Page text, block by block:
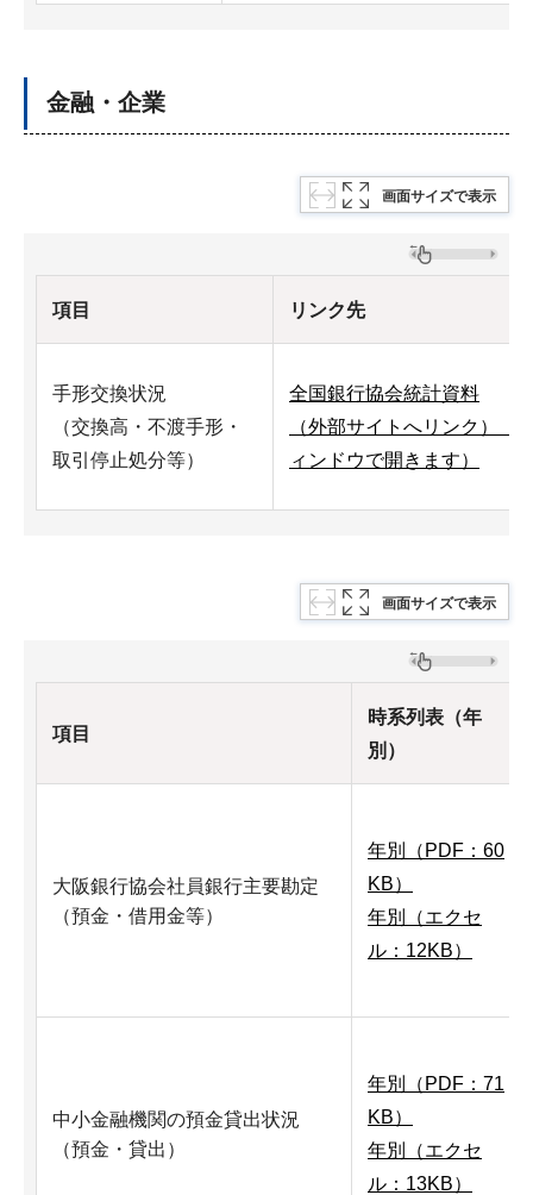
金融・企業
画面サイズで表示
項目 リンク先
手形交換状況
（交換高・不渡手形・
取引停止処分等）
全国銀行協会統計資料
（外部サイトへリンク）（
ィンドウで開きます）
画面サイズで表示
項目
時系列表（年
別）
大阪銀行協会社員銀行主要勘定
（預金・借用金等）
年別（PDF：60
KB）
年別（エクセ
ル：12KB）
中小金融機関の預金貸出状況
（預金・貸出）
年別（PDF：71
KB）
年別（エクセ
ル：13KB）